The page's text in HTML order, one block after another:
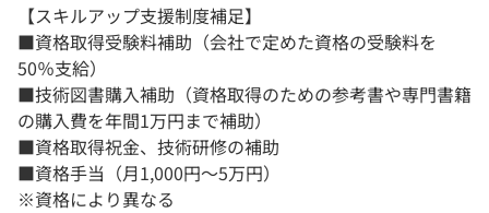
【スキルアップ支援制度補足】
■資格取得受験料補助（会社で定めた資格の受験料を
50％支給）
■技術図書購入補助（資格取得のための参考書や専門書籍
の購入費を年間1万円まで補助）
■資格取得祝金、技術研修の補助
■資格手当（月1,000円～5万円）
※資格により異なる